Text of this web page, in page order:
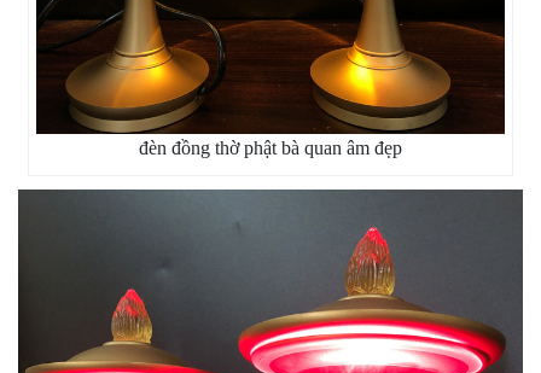
đèn đồng thờ phật bà quan âm đẹp